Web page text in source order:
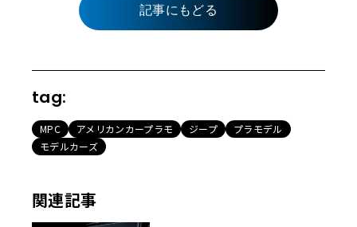
記事にもどる
tag:
MPC アメリカンカープラモ ジープ
プラモデル
モデルカーズ
関連記事